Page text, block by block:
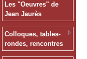
Les "Oeuvres" de
Jean Jaurès
Colloques, tables-
rondes, rencontres